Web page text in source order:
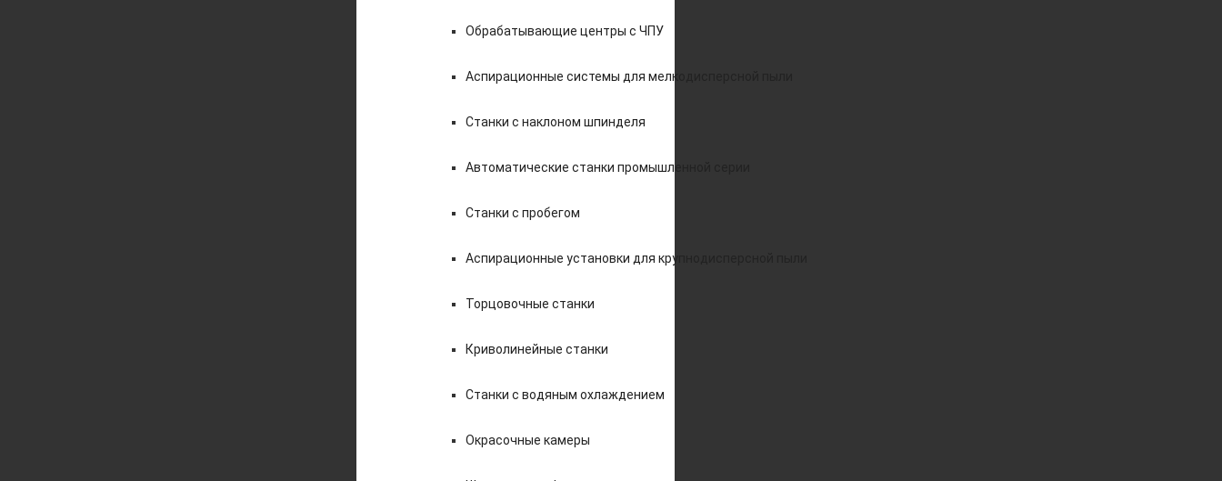
Обрабатывающие центры с ЧПУ
Аспирационные системы для мелкодисперсной пыли
Станки с наклоном шпинделя
Автоматические станки промышленной серии
Станки с пробегом
Аспирационные установки для крупнодисперсной пыли
Торцовочные станки
Криволинейные станки
Станки с водяным охлаждением
Окрасочные камеры